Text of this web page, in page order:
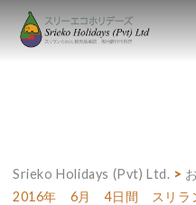
Srieko Holidays (Pvt) Ltd. >
2016年 6月 4日間 スリラン